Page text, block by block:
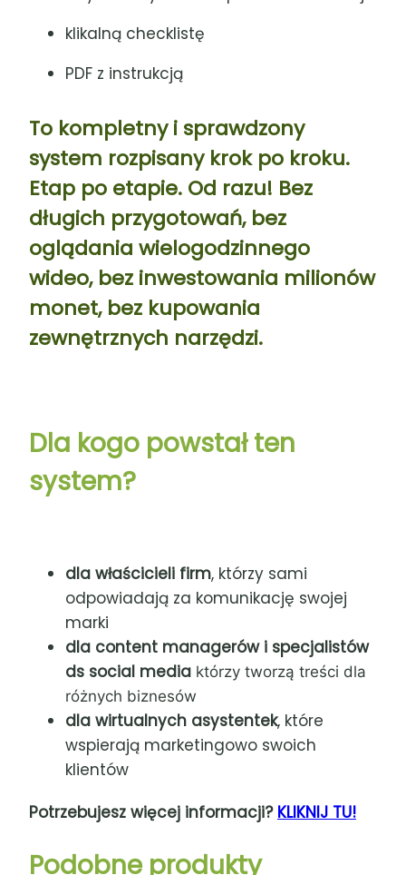
klikalną checklistę
PDF z instrukcją
To kompletny i sprawdzony
system rozpisany krok po kroku.
Etap po etapie. Od razu! Bez
długich przygotowań, bez
oglądania wielogodzinnego
wideo, bez inwestowania milionów
monet, bez kupowania
zewnętrznych narzędzi.
Dla kogo powstał ten
system?
dla właścicieli firm, którzy sami
odpowiadają za komunikację swojej
marki
dla content managerów i specjalistów
ds social media którzy tworzą treści dla
różnych biznesów
dla wirtualnych asystentek, które
wspierają marketingowo swoich
klientów
Potrzebujesz więcej informacji? KLIKNIJ TU!
Podobne produkty